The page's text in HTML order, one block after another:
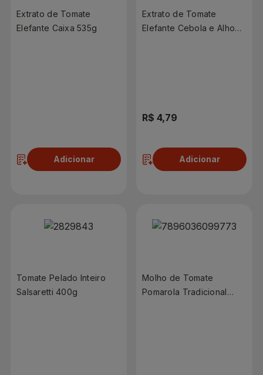
Extrato de Tomate
Elefante Caixa 535g
Adicionar
Extrato de Tomate
Elefante Cebola e Alho
R$ 4,79
Adicionar
Tomate Pelado Inteiro
Salsaretti 400g
Molho de Tomate
Pomarola Tradicional